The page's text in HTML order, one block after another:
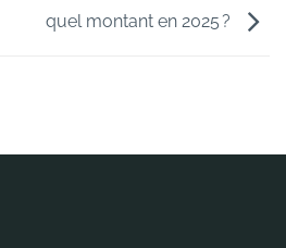
quel montant en 2025 ?